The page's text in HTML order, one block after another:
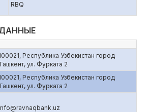
RBQ
Республика Узбекистан город
ул. Фурката 2
Республика Узбекистан город
ул. Фурката 2